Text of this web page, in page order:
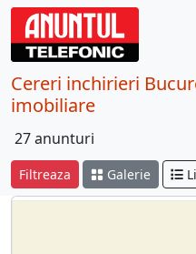
Cereri inchirieri
imobiliare
27 anunturi
Filtreaza Galerie